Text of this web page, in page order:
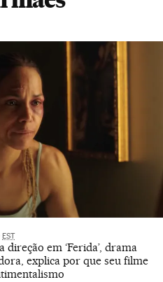
EST
em ‘Ferida’, drama
explica por que seu filme